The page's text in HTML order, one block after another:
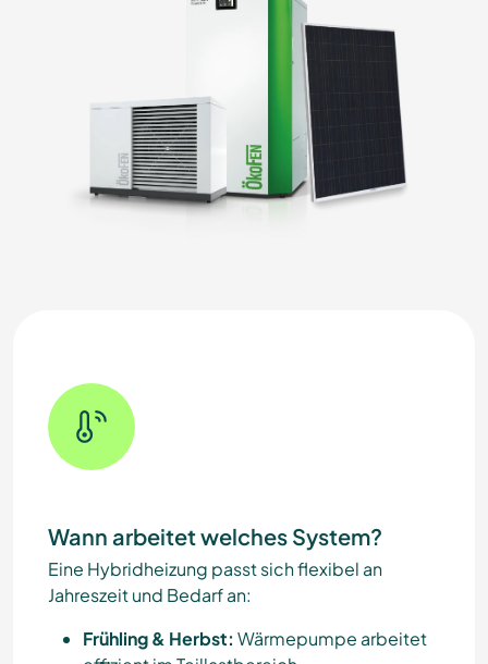
Wann arbeitet welches System?
Eine Hybridheizung passt sich flexibel an
Jahreszeit und Bedarf an:
Frühling & Herbst: Wärmepumpe arbeitet